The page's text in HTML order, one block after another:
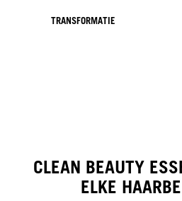
TRANSFORMATIE
CLEAN BEAUTY
ELKE